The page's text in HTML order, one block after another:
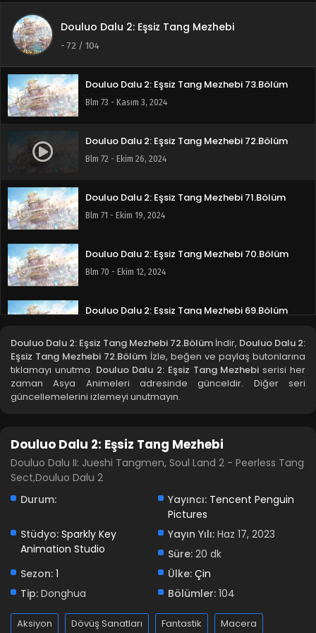
Douluo Dalu 2: Eşsiz Tang Mezhebi
- 72 / 104
Douluo Dalu 2: Eşsiz Tang Mezhebi 74.Bölüm
Blm 74 - Kasım 9, 2024
Douluo Dalu 2: Eşsiz Tang Mezhebi 73.Bölüm
Blm 73 - Kasım 3, 2024
Douluo Dalu 2: Eşsiz Tang Mezhebi 72.Bölüm
Blm 72 - Ekim 26, 2024
Douluo Dalu 2: Eşsiz Tang Mezhebi 71.Bölüm
Blm 71 - Ekim 19, 2024
Douluo Dalu 2: Eşsiz Tang Mezhebi 70.Bölüm
Blm 70 - Ekim 12, 2024
Douluo Dalu 2: Eşsiz Tang Mezhebi 69.Bölüm
Douluo Dalu 2: Eşsiz Tang Mezhebi 68.Bölüm
Blm 68 - Eylül 28, 2024
Blm 67 - Eylül 21, 2024
Douluo Dalu 2: Eşsiz Tang Mezhebi 66.Bölüm
Blm 66 - Eylül 14, 2024
Douluo Dalu 2: Eşsiz Tang Mezhebi 65.Bölüm
Blm 65 - Eylül 7, 2024
Douluo Dalu 2: Eşsiz Tang Mezhebi 64.Bölüm
Blm 64 - Douluo Dalu 2: Eşsiz Tang Mezhebi 64.Bölüm -
Ağustos 31, 2024
Douluo Dalu 2: Eşsiz Tang Mezhebi 72.Bölüm İndir, Douluo Dalu 2:
Eşsiz Tang Mezhebi 72.Bölüm İzle, beğen ve paylaş butonlarına
tıklamayı unutma. Douluo Dalu 2: Eşsiz Tang Mezhebi serisi her
zaman Asya Animeleri adresinde günceldir. Diğer seri
güncellemelerini izlemeyi unutmayın.
Douluo Dalu 2: Eşsiz Tang Mezhebi
Douluo Dalu II: Jueshi Tangmen, Soul Land 2 - Peerless Tang
Sect,Douluo Dalu 2
Durum:
Yayıncı: Tencent Penguin
Pictures
Stüdyo: Sparkly Key
Animation Studio
Yayın Yılı: Haz 17, 2023
Süre: 20 dk
Sezon: 1 Ülke: Çin
Tip: Donghua Bölümler: 104
Aksiyon Dövüş Sanatları Fantastik
Macera